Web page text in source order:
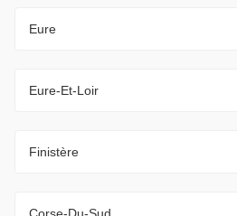
Eure
Eure-Et-Loir
Finistère